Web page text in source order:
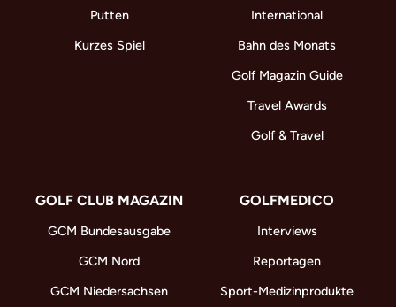
Putten
Kurzes Spiel
International
Bahn des Monats
Golf Magazin Guide
Travel Awards
Golf & Travel
GOLF CLUB MAGAZIN
GCM Bundesausgabe
GCM Nord
GCM Niedersachsen
GOLFMEDICO
Interviews
Reportagen
Sport-Medizinprodukte